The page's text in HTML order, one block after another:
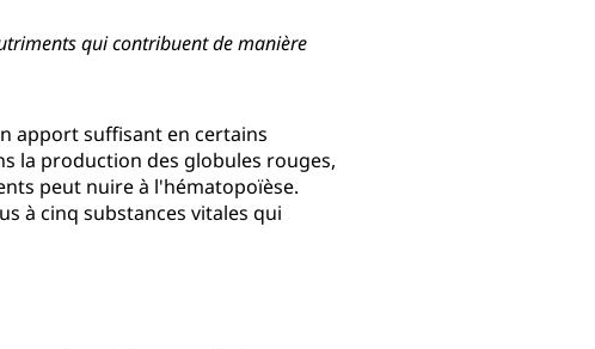
qui contribuent de manière
apport suffisant en certains
la production des globules rouges,
peut nuire à l'hématopoïèse.
à cinq substances vitales qui